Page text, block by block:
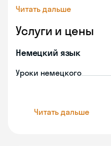
Читать дальше
Услуги и цены
Немецкий язык
Уроки немецкого
Читать дальше